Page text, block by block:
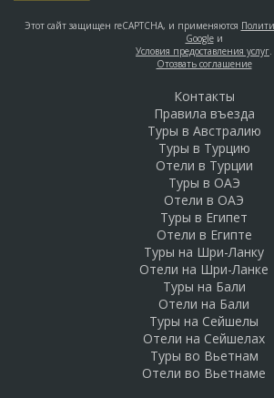
Этот сайт защищен reCAPTCHA, и применяются
Googleи
Условия предоставления услуг.
Отозвать соглашение
Контакты
Правила въезда
Туры в Австралию
Туры в Турцию
Отели в Турции
Туры в ОАЭ
Отели в ОАЭ
Туры в Египет
Отели в Египте
Туры на Шри-Ланку
Отели на Шри-Ланке
Туры на Бали
Отели на Бали
Туры на Сейшелы
Отели на Сейшелах
Туры во Вьетнам
Отели во Вьетнаме